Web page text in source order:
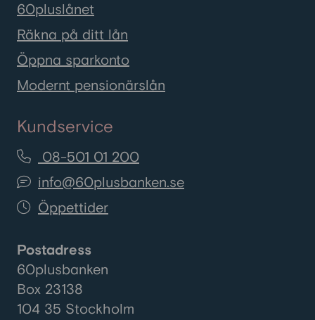
60pluslånet
Räkna på ditt lån
Öppna sparkonto
Modernt pensionärslån
Kundservice
08-501 01 200
info@60plusbanken.se
Öppettider
Postadress
60plusbanken
Box 23138
104 35 Stockholm